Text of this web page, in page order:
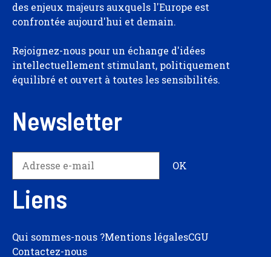
des enjeux majeurs auxquels l'Europe est
confrontée aujourd'hui et demain.
Rejoignez-nous pour un échange d'idées
intellectuellement stimulant, politiquement
équilibré et ouvert à toutes les sensibilités.
Newsletter
Liens
Qui sommes-nous ?Mentions légalesCGU
Contactez-nous